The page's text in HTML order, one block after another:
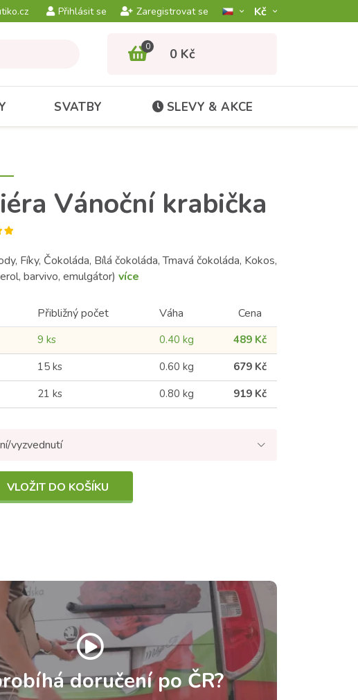
Přihlásit se Zaregistrovat se Kč­
0 0 Kč
SVATBY SLEVY & AKCE
Vánoční krabička
Fíky, Čokoláda, Bílá čokoláda, Tmavá čokoláda, Kokos,
barvivo, emulgátor) více
Přibližný počet Váha
Cena
9 ks 0.40 kg 489 Kč
15 ks 0.60 kg 679 Kč
21 ks 0.80 kg 919 Kč
vyzvednutí
VLOŽIT DO KOŠÍKU
doručení po ČR?